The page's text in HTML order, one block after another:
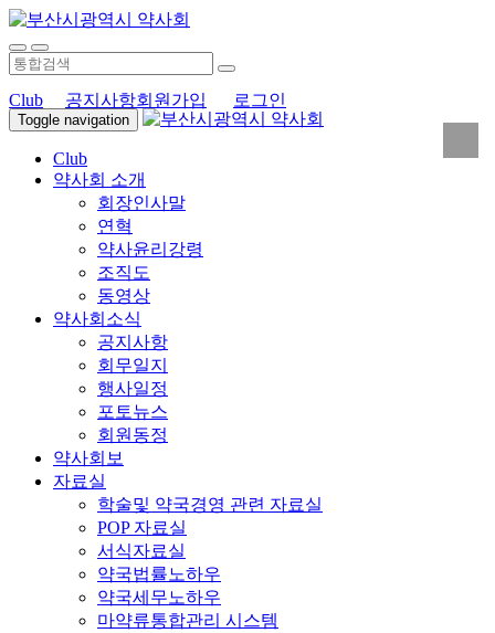
Club 공지사항회원가입 로그인
Toggle navigation
Club
약사회 소개
회장인사말
연혁
약사윤리강령
조직도
동영상
약사회소식
공지사항
회무일지
행사일정
포토뉴스
회원동정
약사회보
자료실
학술및 약국경영 관련 자료실
POP 자료실
서식자료실
약국법률노하우
약국세무노하우
마약류통합관리 시스템